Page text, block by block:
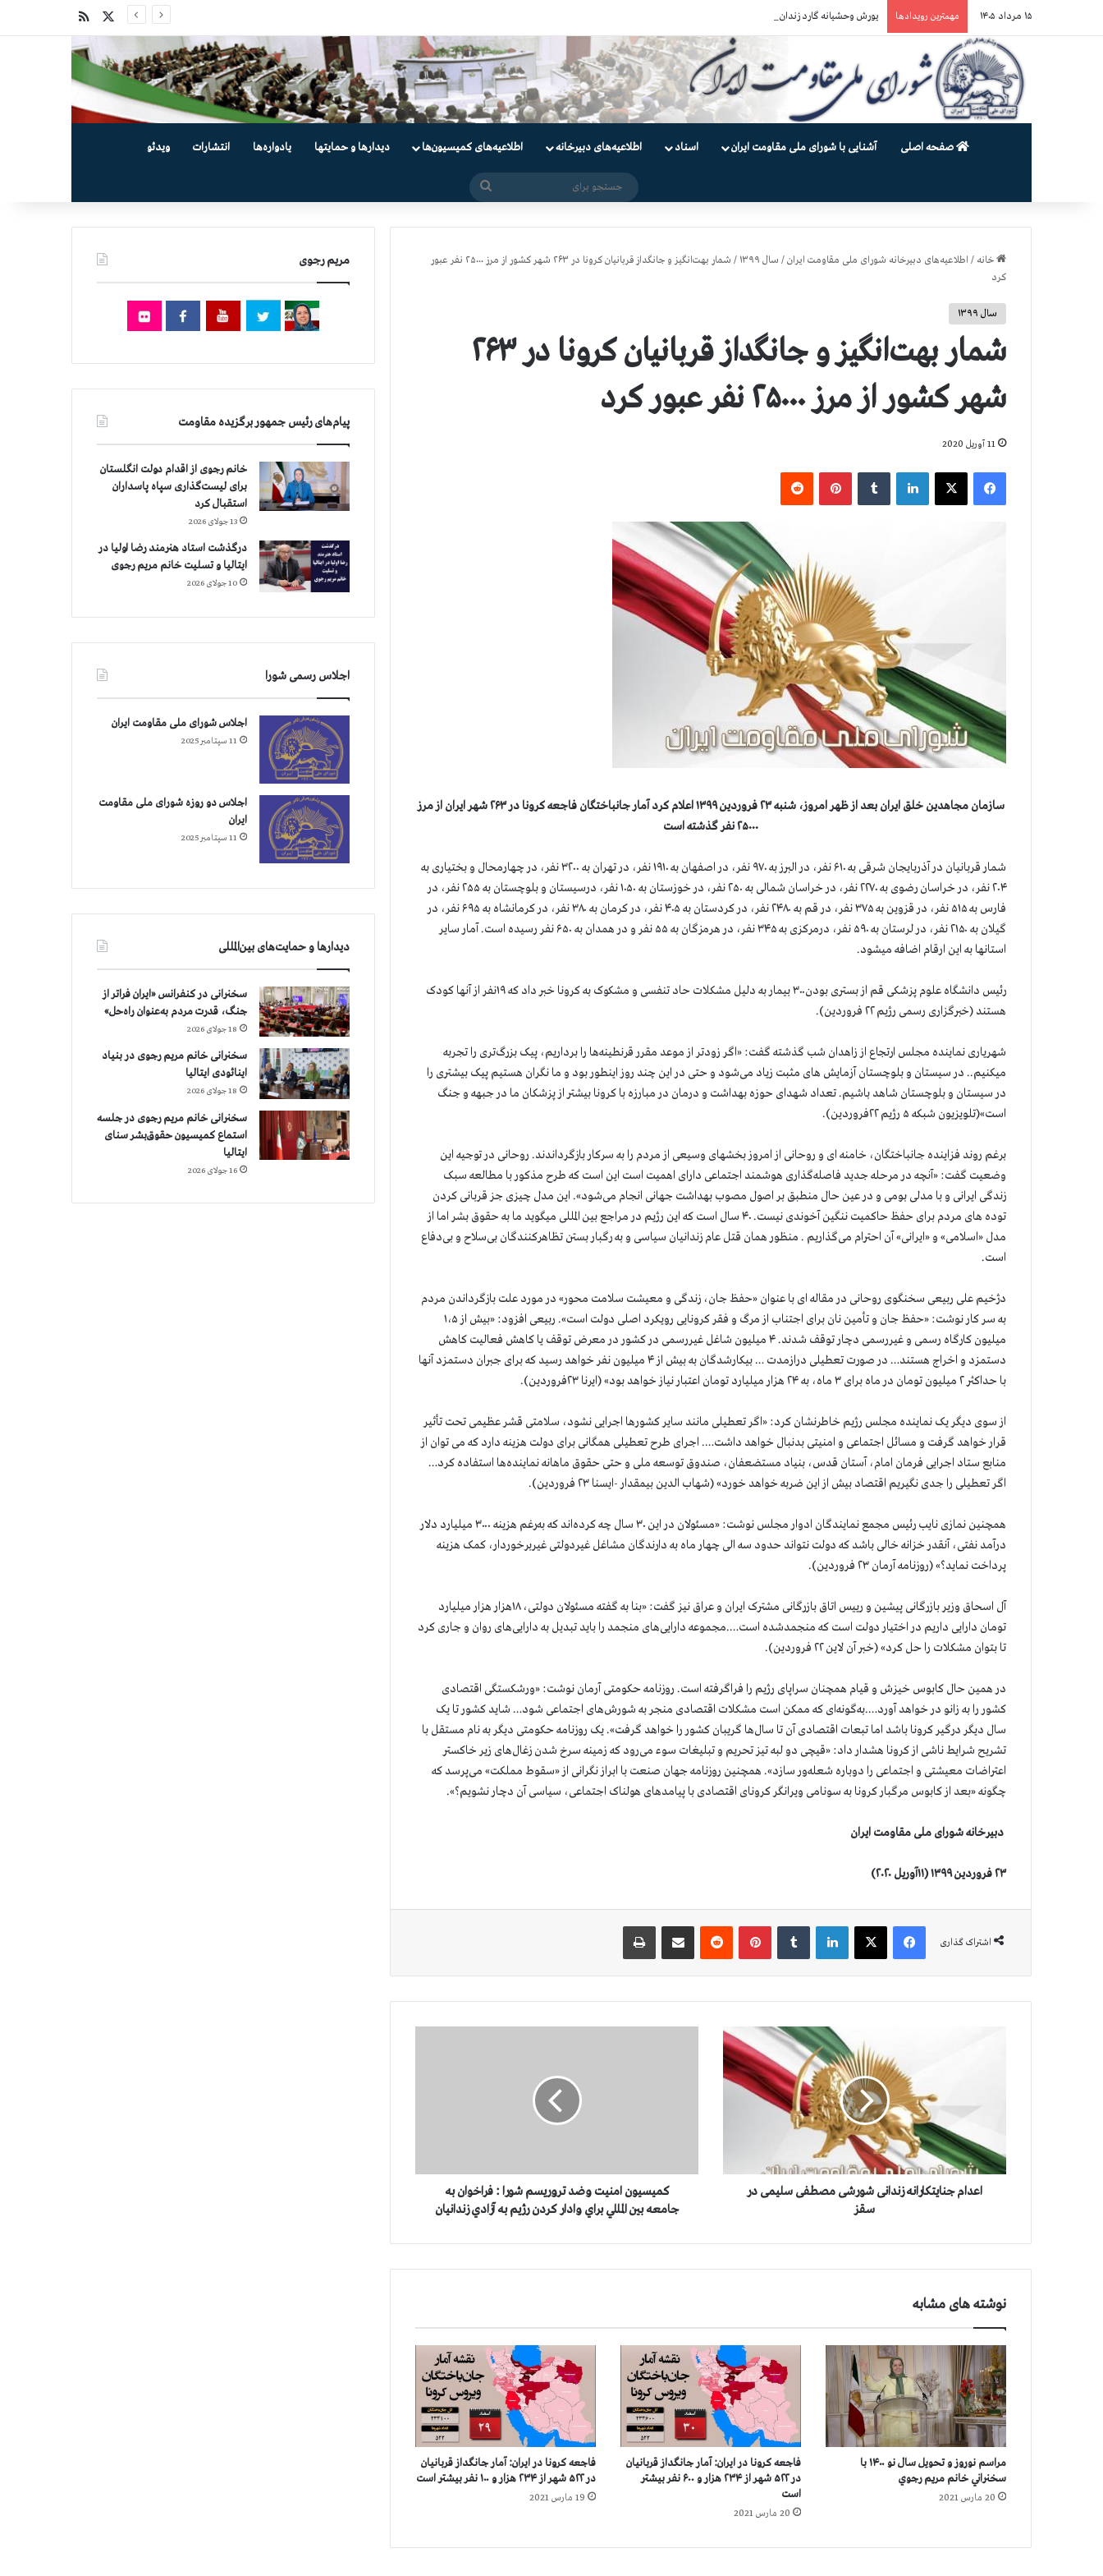
۱۵ مرداد ۱۴۰۵ مهمترین رویدادها یورش وحشیانه گارد زندان اوین به سالن ۵ بند ۷ و ضرب و شتم زندانیان
صفحه اصلی آشنایی با شورای ملی مقاومت ایران اسناد اطلاعیه‌های دبیرخانه اطلاعیه‌های کمیسیون‌‌ها دیدارها و حمایتها یادواره‌ها انتشارات ویدئو
خانه / اطلاعیه‌های دبیرخانه شورای ملی مقاومت ایران/ سال ۱۳۹۹ /
شمار بهت‌انگیز و جانگداز قربانیان کرونا در ۲۶۳ شهر کشور از مرز ۲۵۰۰۰ نفر عبور
کرد
سال ۱۳۹۹
شمار بهت‌انگیز و جانگداز قربانیان کرونا در ۲۶۳
شهر کشور از مرز ۲۵۰۰۰ نفر عبور کرد
11 آوریل 2020
فیس بوک X ‫پین‌ترست
سازمان مجاهدین خلق ایران بعد از ظهر امروز، شنبه ۲۳ فروردین ۱۳۹۹ اعلام کرد آمار جانباختگان فاجعه کرونا در ۲۶۳ شهر ایران از مرز
۲۵۰۰۰ نفر گذشته است
شمار قربانیان در آذربایجان شرقی به ۶۱۰ نفر، در البرز به ۹۷۰ نفر، در اصفهان به ۱۹۱۰ نفر، در تهران به ۳۲۰۰ نفر، در چهارمحال و بختیاری به
۲۰۴ نفر، در خراسان رضوی به ۲۲۷۰ نفر، در خراسان شمالی به ۲۵۰ نفر، در خوزستان به ۱۰۵۰ نفر، درسیستان و بلوچستان به ۲۵۵ نفر، در
فارس به ۵۱۵ نفر، در قزوین به ۳۷۵ نفر، در قم به ۲۴۸۰ نفر، در کردستان به ۴۰۵ نفر، در کرمان به ۳۸۰ نفر، در کرمانشاه به ۶۹۵ نفر، در
گیلان به ۲۱۵۰ نفر، در لرستان به ۵۹۰ نفر، درمرکزی به ۳۴۵ نفر، در هرمزگان به ۵۵ نفر و در همدان به ۶۵۰ نفر رسیده است. آمار سایر
استانها به این ارقام اضافه میشود.
رئیس دانشگاه علوم پزشکی قم از بستری بودن۳۰۰ بیمار به دلیل مشکلات حاد تنفسی و مشکوک به کرونا خبر داد که ۱۹نفر از آنها کودک
هستند (خبرگزاری رسمی رژیم ۲۲ فروردین).
شهریاری نماینده مجلس ارتجاع از زاهدان شب گذشته گفت: «اگر زودتر از موعد مقرر قرنطینه‌ها را برداریم، پیک بزرگ‌تری را تجربه
میکنیم.. در سیستان و بلوچستان آزمایش های مثبت زیاد می‌شود و حتی در این چند روز اینطور بود و ما نگران هستیم پیک بیشتری را
در سیستان و بلوچستان شاهد باشیم. تعداد شهدای حوزه بهداشت و درمان در مبارزه با کرونا بیشتر از پزشکان ما در جبهه و جنگ
است»(تلویزیون شبکه ۵ رژیم ۲۲فروردین).
برغم روند فزاینده جانباختگان، خامنه ای و روحانی از امروز بخشهای وسیعی از مردم را به سرکار بازگرداندند. روحانی در توجیه این
وضعیت گفت: «آنچه در مرحله جدید فاصله‌گذاری هوشمند اجتماعی دارای اهمیت است این است که طرح مذکور با مطالعه سبک
زندگی ایرانی و با مدلی بومی و در عین حال منطبق بر اصول مصوب بهداشت جهانی انجام می‌شود». این مدل چیزی جز قربانی کردن
توده های مردم برای حفظ حاکمیت ننگین آخوندی نیست. ۴۰ سال است که این رژیم در مراجع بین المللی میگوید ما به حقوق بشر اما از
مدل «اسلامی» و «ایرانی» آن احترام می‌گذاریم . منظور همان قتل عام زندانیان سیاسی و به رگبار بستن تظاهرکنندگان بی‌سلاح و بی‌دفاع
است.
دژخیم علی ربیعی سخنگوی روحانی در مقاله ای با عنوان «حفظ جان، زندگی و معیشت سلامت محور» در مورد علت بازگرداندن مردم
به سر کار نوشت: «حفظ جان و تأمین نان برای اجتناب از مرگ و فقر کرونایی رویکرد اصلی دولت است». ربیعی افزود: «بیش از ۱،۵
میلیون کارگاه رسمی و غیررسمی دچار توقف شدند. ۴ میلیون شاغل غیررسمی در کشور در معرض توقف یا کاهش فعالیت کاهش
دستمزد و اخراج هستند… در صورت تعطیلی درازمدت … بیکارشدگان به بیش از ۴ میلیون نفر خواهد رسید که برای جبران دستمزد آنها
با حداکثر ۲ میلیون تومان در ماه برای ۳ ماه، به ۲۴ هزار میلیارد تومان اعتبار نیاز خواهد بود» (ایرنا ۲۳فروردین).
از سوی دیگر یک نماینده مجلس رژیم خاطرنشان کرد: «اگر تعطیلی مانند سایر کشورها اجرایی نشود، سلامتی قشر عظیمی تحت تأثیر
قرار خواهد گرفت و مسائل اجتماعی و امنیتی بدنبال خواهد داشت…. اجرای طرح تعطیلی همگانی برای دولت هزینه دارد که می توان از
منابع ستاد اجرایی فرمان امام، آستان قدس، بنیاد مستضعفان، صندوق توسعه ملی و حتی حقوق ماهانه نماینده‌ها استفاده کرد…
اگر تعطیلی را جدی نگیریم اقتصاد بیش از این ضربه خواهد خورد» (شهاب الدین بیمقدار -ایسنا ۲۳ فروردین).
همچنین نمازی نایب رئیس مجمع نمایندگان ادوار مجلس نوشت: «مسئولان در این ۳۰ سال چه کرده‌اند که به‌رغم هزینه ۳۰۰۰ میلیارد دلار
درآمد نفتی، آنقدر خزانه خالی باشد که دولت نتواند حدود سه الی چهار ماه به دارندگان مشاغل غیر‌دولتی غیر‌برخوردار، کمک هزینه
پرداخت نماید؟» (روزنامه آرمان ۲۳ فروردین).
آل اسحاق وزیر بازرگانی پیشین و رییس اتاق بازرگانی مشترک ایران و عراق نیز گفت: «بنا به گفته مسئولان دولتی، ۱۸هزار هزار میلیارد
تومان دارایی داریم در اختیار دولت است که منجمدشده است….مجموعه دارایی‌های منجمد را باید تبدیل به دارایی‌های روان و جاری کرد
تا بتوان مشکلات را حل کرد» (خبر آن لاین ۲۲ فروردین).
در همین حال کابوس خیزش و قیام همچنان سراپای رژیم را فراگرفته است. روزنامه حکومتی آرمان نوشت: «ورشکستگی اقتصادی
کشور را به زانو در خواهد آورد….به‌گونه‌ای که ممکن است مشکلات اقتصادی منجر به شورش‌های اجتماعی شود… شاید کشور تا یک
سال دیگر درگیر کرونا باشد اما تبعات اقتصادی آن تا سال‌ها گریبان کشور را خواهد گرفت». یک روزنامه حکومتی دیگر به نام مستقل با
تشریح شرایط ناشی از کرونا هشدار داد: «قیچی دو لبه تیز تحریم و تبلیغات سوء می‌رود که زمینه سرخ شدن زغال‌های زیر خاکستر
اعتراضات معیشتی و اجتماعی را دوباره شعله‌ور سازد». همچنین روزنامه جهان صنعت با ابراز نگرانی از «سقوط مملکت» می‌پرسد که
چگونه «بعد از کابوس مرگبار کرونا به سونامی ویرانگر کرونای اقتصادی با پیامدهای هولناک اجتماعی، سیاسی آن دچار نشویم؟».
دبیرخانه شورای ملی مقاومت ایران
۲۳ فروردین ۱۳۹۹ (۱۱آوریل ۲۰۲۰)
اشتراک گذاری
فیس بوک X ‫پین‌ترست ‫رددیت
ا
ی
ر
ز
ن
د
ا
ی
ش
ر
ش
ی
م
ف
اعدام جنایتکارانه زندانی شورشی مصطفی سلیمی در
سقز
م
و
و
ر
ی
س
ش
و
ر
ا
:
خ
کمیسیون امنیت وضد تروریسم شورا : فراخوان به
جامعه بين المللي براي وادار كردن رژيم به آزادي زندانيان
نوشته های مشابه
مراسم نوروز و تحویل سال نو ۱۴۰۰ با
سخنراني خانم مريم رجوي
20 مارس 2021
فاجعه كرونا در ايران: آمار جانگداز قربانيان
در ۵۲۲ شهر از ۲۳۴ هزار و ۶۰۰ نفر بيشتر
است
20 مارس 2021
فاجعه كرونا در ايران: آمار جانگداز قربانيان
در ۵۲۲ شهر از ۲۳۴ هزار و ۱۰۰ نفر بيشتر است
19 مارس 2021
مریم رجوی
پیام‌های رئیس جمهور برگزیده مقاومت
خانم رجوی از اقدام دولت انگلستان
برای لیست‌گذاری سپاه پاسداران
استقبال کرد
13 جولای 2026
درگذشت استاد هنرمند رضا اولیا در
ایتالیا و تسلیت خانم مریم رجوی
10 جولای 2026
اجلاس رسمی شورا
اجلاس شورای ملی مقاومت ایران
11 سپتامبر 2025
اجلاس دو روزه شورای ملی مقاومت
ایران
11 سپتامبر 2025
دیدارها و حمایت‌های بین‌المللی
سخنرانی در کنفرانس «ایران فراتر از
جنگ، قدرت مردم به‌عنوان راه‌حل»
18 جولای 2026
سخنرانی خانم مریم رجوی در بنیاد
اینائودی ایتالیا
18 جولای 2026
سخنرانی خانم مریم رجوی در جلسه
استماع کمیسیون حقوق‌بشر سنای
ایتالیا
16 جولای 2026